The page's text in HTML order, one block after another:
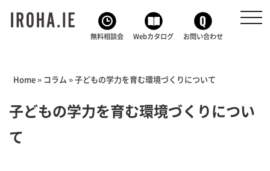
無料相談会 Webカタログ お問い合わせ
Home» コラム »子どもの学力を育む環境づくりについて
子どもの学力を育む環境づくりについ
て